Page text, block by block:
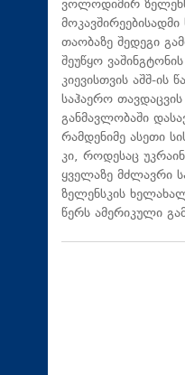
ვოლოდიმირ
თაობაზე შედეგი
შეუწყო
კიევისთვის აშშ-ის
საჰაერო
განმავლობაში
რამდენიმე ასეთი
კი, როდესაც
ყველაზე მძლავრი
ზელენსკის
წერს ამერიკული